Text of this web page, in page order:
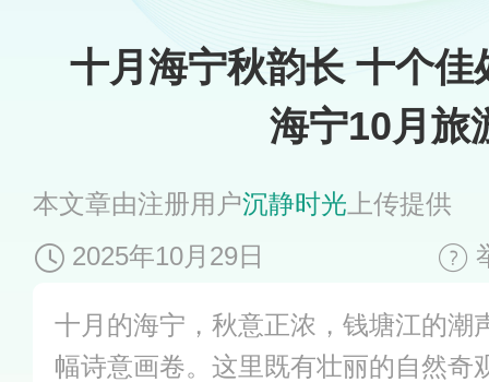
十月海宁秋韵长 十个佳
海宁10月旅
本文章由注册用户沉静时光 上传提供
2025年10月29日
十月的海宁，秋意正浓，钱塘江的潮
幅诗意画卷。这里既有壮丽的自然奇